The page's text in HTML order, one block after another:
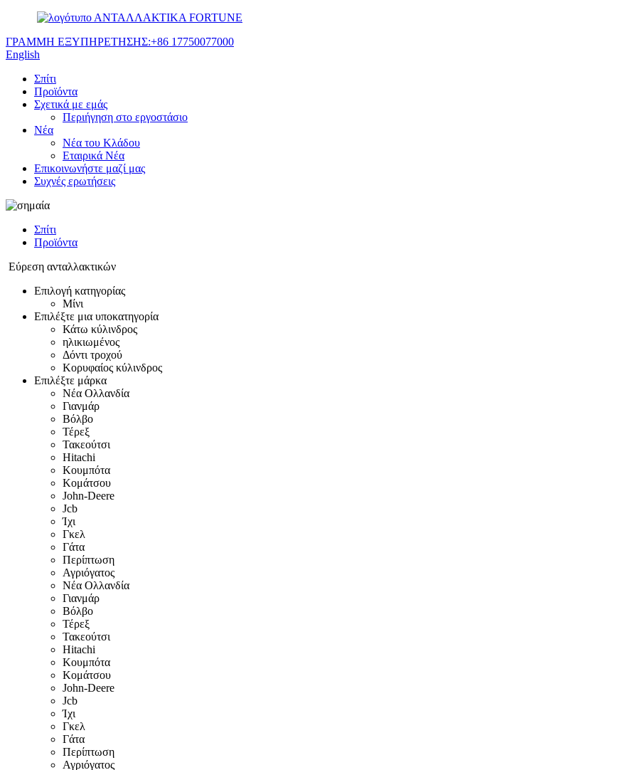
ΑΝΤΑΛΛΑΚΤΙΚΑ FORTUNE
ΓΡΑΜΜΗ ΕΞΥΠΗΡΕΤΗΣΗΣ:+86 17750077000
English
Σπίτι
Προϊόντα
Σχετικά με εμάς
Περιήγηση στο εργοστάσιο
Νέα
Νέα του Κλάδου
Εταιρικά Νέα
Επικοινωνήστε μαζί μας
Συχνές ερωτήσεις
Σπίτι
Προϊόντα
Εύρεση ανταλλακτικών
Επιλογή κατηγορίας
Μίνι
Επιλέξτε μια υποκατηγορία
Κάτω κύλινδρος
ηλικιωμένος
Δόντι τροχού
Κορυφαίος κύλινδρος
Επιλέξτε μάρκα
Νέα Ολλανδία
Γιανμάρ
Βόλβο
Τέρεξ
Τακεούτσι
Hitachi
Κουμπότα
Κομάτσου
John-Deere
Jcb
Ίχι
Γκελ
Γάτα
Περίπτωση
Αγριόγατος
Νέα Ολλανδία
Γιανμάρ
Βόλβο
Τέρεξ
Τακεούτσι
Hitachi
Κουμπότα
Κομάτσου
John-Deere
Jcb
Ίχι
Γκελ
Γάτα
Περίπτωση
Αγριόγατος